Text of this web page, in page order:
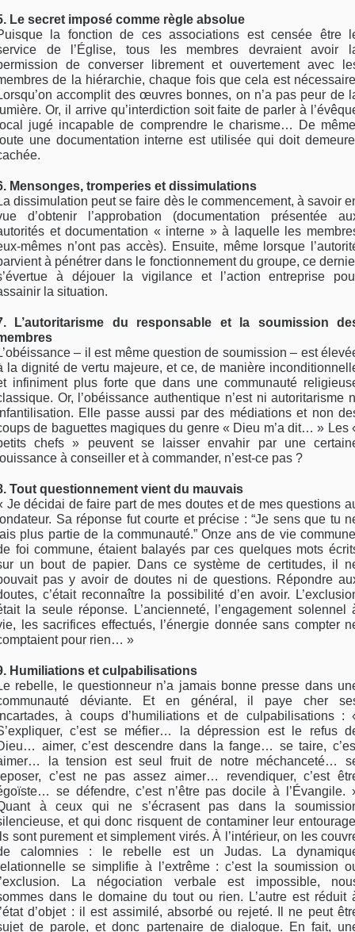
Le secret imposé comme règle absolue
la fonction de ces associations est censée être
de l’Église, tous les membres devraient avoir
de converser librement et ouvertement avec
de la hiérarchie, chaque fois que cela est
accomplit des œuvres bonnes, on n’a pas peur de
Or, il arrive qu’interdiction soit faite de parler à
jugé incapable de comprendre le charisme… De
une documentation interne est utilisée qui doit
Mensonges, tromperies et dissimulations
dissimulation peut se faire dès le commencement, à savoir
d’obtenir l’approbation (documentation présentée
et documentation « interne » à laquelle les
mêmes n’ont pas accès). Ensuite, même lorsque
à pénétrer dans le fonctionnement du groupe, ce
à déjouer la vigilance et l’action entreprise
la situation.
L’autoritarisme du responsable et la soumission
– il est même question de soumission – est
la dignité de vertu majeure, et ce, de manière
infiniment plus forte que dans une communauté
Or, l’obéissance authentique n’est ni autoritarisme
Elle passe aussi par des médiations et non
de baguettes magiques du genre « Dieu m’a dit… » Les
chefs » peuvent se laisser envahir par une
à conseiller et à commander, n’est-ce pas ?
Tout questionnement vient du mauvais
Je décidai de faire part de mes doutes et de mes questions
Sa réponse fut courte et précise : “Je sens que tu
plus partie de la communauté.” Onze ans de vie
foi commune, étaient balayés par ces quelques mots
un bout de papier. Dans ce système de certitudes, il
pas y avoir de doutes ni de questions. Répondre
c’était reconnaître la possibilité d’en avoir.
la seule réponse. L’ancienneté, l’engagement solennel
les sacrifices effectués, l’énergie donnée sans compter
pour rien… »
Humiliations et culpabilisations
rebelle, le questionneur n’a jamais bonne presse dans
déviante. Et en général, il paye cher
à coups d’humiliations et de culpabilisations :
c’est se méfier… la dépression est le refus
aimer, c’est descendre dans la fange… se taire,
la tension est seul fruit de notre méchanceté…
c’est ne pas assez aimer… revendiquer, c’est
se défendre, c’est n’être pas docile à l’Évangile.
à ceux qui ne s’écrasent pas dans la
et qui donc risquent de contaminer leur
sont purement et simplement virés. À l’intérieur, on les
calomnies : le rebelle est un Judas. La
se simplifie à l’extrême : c’est la soumission
La négociation verbale est impossible,
dans le domaine du tout ou rien. L’autre est réduit
d’objet : il est assimilé, absorbé ou rejeté. Il ne peut
de parole, et donc partenaire de dialogue. En fait,